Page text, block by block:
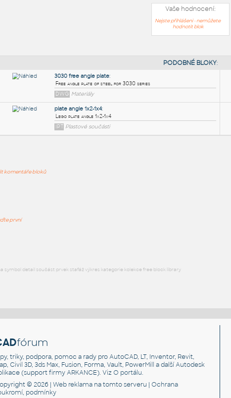
Vaše hodnocení:
Nejste přihlášeni - nemůžete
hodnotit blok
komentáře bloků
první
symbol detail součást prvek stafáž výkres kategorie kolekce free block library
fórum
triky, podpora, pomoc a rady pro AutoCAD, LT, Inventor, Revit,
Civil 3D, 3ds Max, Fusion, Forma, Vault, PowerMill a další Autodesk
(support firmy ARKANCE). VizO portálu.
© 2026 |Web reklama na tomto serveru |Ochrana
podmínky